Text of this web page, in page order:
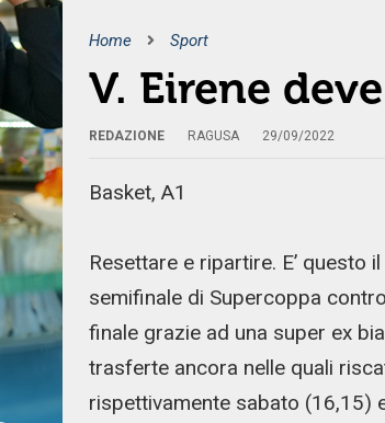
Home Sport
V. Eirene
REDAZIONE RAGUSA 29/09/2022
Basket, A1
Resettare e ripartire. E’
semifinale di Supercoppa
finale grazie ad una super ex
trasferte ancora nelle quali
rispettivamente sabato (16,15)